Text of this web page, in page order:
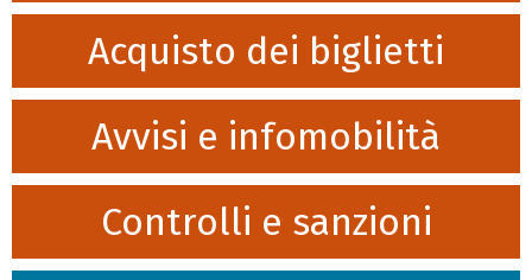
Acquisto dei biglietti
Avvisi e infomobilità
Controlli e sanzioni